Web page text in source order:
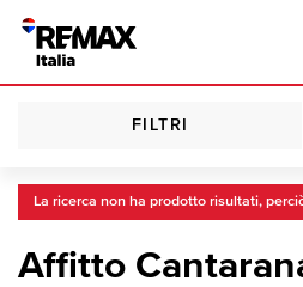
FILTRI
La ricerca non ha prodotto risultati,
Affitto